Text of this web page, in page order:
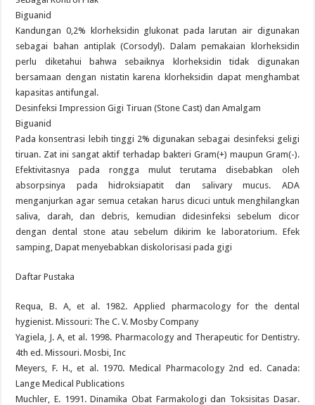
Biguanid
Kandungan 0,2% klorheksidin glukonat pada larutan air digunakan
sebagai bahan antiplak (Corsodyl). Dalam pemakaian klorheksidin
perlu diketahui bahwa sebaiknya klorheksidin tidak digunakan
bersamaan dengan nistatin karena klorheksidin dapat menghambat
kapasitas antifungal.
Desinfeksi Impression Gigi Tiruan (Stone Cast) dan Amalgam
Biguanid
Pada konsentrasi lebih tinggi 2% digunakan sebagai desinfeksi geligi
tiruan. Zat ini sangat aktif terhadap bakteri Gram(+) maupun Gram(-).
Efektivitasnya pada rongga mulut terutama disebabkan oleh
absorpsinya pada hidroksiapatit dan salivary mucus. ADA
menganjurkan agar semua cetakan harus dicuci untuk menghilangkan
saliva, darah, dan debris, kemudian didesinfeksi sebelum dicor
dengan dental stone atau sebelum dikirim ke laboratorium. Efek
samping, Dapat menyebabkan diskolorisasi pada gigi
Daftar Pustaka
Requa, B. A, et al. 1982. Applied pharmacology for the dental
hygienist. Missouri: The C. V. Mosby Company
Yagiela, J. A, et al. 1998. Pharmacology and Therapeutic for Dentistry.
4th ed. Missouri. Mosbi, Inc
Meyers, F. H., et al. 1970. Medical Pharmacology 2nd ed. Canada:
Lange Medical Publications
Muchler, E. 1991. Dinamika Obat Farmakologi dan Toksisitas Dasar.